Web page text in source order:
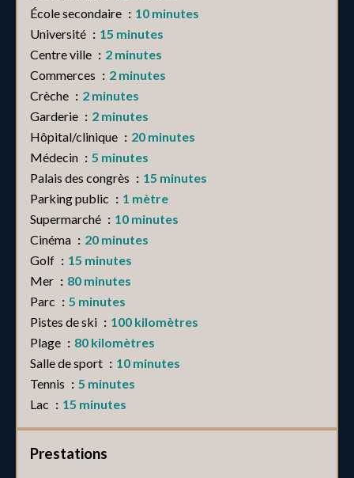
École secondaire
10 minutes
Université
15 minutes
Centre ville
2 minutes
Commerces
2 minutes
Crèche
2 minutes
Garderie
2 minutes
Hôpital/clinique
20 minutes
Médecin
5 minutes
Palais des congrès
15 minutes
Parking public
1 mètre
Supermarché
10 minutes
Cinéma
20 minutes
Golf
15 minutes
Mer
80 minutes
Parc
5 minutes
Pistes de ski
100 kilomètres
Plage
80 kilomètres
Salle de sport
10 minutes
Tennis
5 minutes
Lac
15 minutes
Prestations